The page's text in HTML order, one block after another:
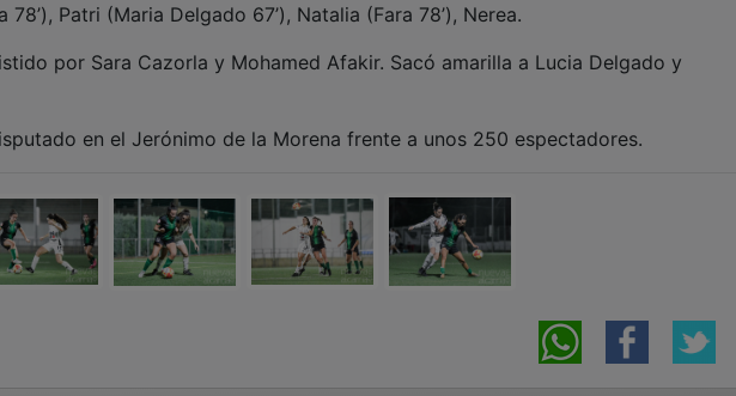
Patri (Maria Delgado 67’), Natalia (Fara 78’), Nerea.
por Sara Cazorla y Mohamed Afakir. Sacó amarilla a Lucia Delgado y
en el Jerónimo de la Morena frente a unos 250 espectadores.